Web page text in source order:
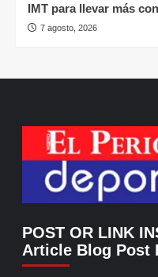
IMT para llevar más
7 agosto, 2026
POST OR LINK
Article Blog Post